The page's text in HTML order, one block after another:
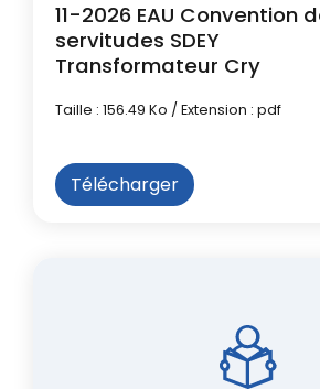
11-2026 EAU Convention
servitudes SDEY
Transformateur Cry
Taille : 156.49 Ko / Extension : pdf
Télécharger